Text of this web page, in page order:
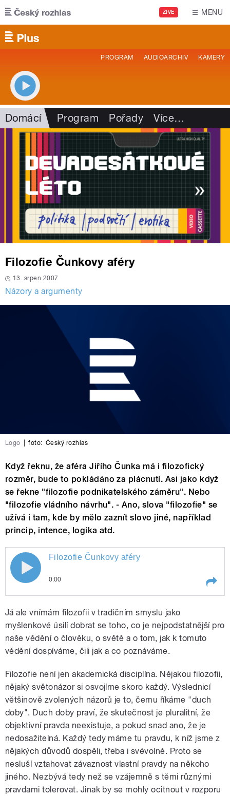
Přejít k hlavnímu obsahu
ŽIVĚ MENU
PROGRAM AUDIOARCHIV KAMERY
Domácí Program Pořady Více…
Filozofie Čunkovy aféry
13. srpen 2007
Názory a argumenty
Logo foto: Český rozhlas
Když řeknu, že aféra Jiřího Čunka má i filozofický
rozměr, bude to pokládáno za plácnutí. Asi jako když
se řekne "filozofie podnikatelského záměru". Nebo
"filozofie vládního návrhu". - Ano, slova "filozofie" se
užívá i tam, kde by mělo zaznít slovo jiné, například
princip, intence, logika atd.
pause
Filozofie Čunkovy aféry
0:00
Já ale vnímám filozofii v tradičním smyslu jako
myšlenkové úsilí dobrat se toho, co je nejpodstatnější pro
naše vědění o člověku, o světě a o tom, jak k tomuto
vědění dospíváme, čili jak a co poznáváme.
Filozofie není jen akademická disciplína. Nějakou filozofii,
nějaký světonázor si osvojíme skoro každý. Výslednicí
většinově zvolených názorů je to, čemu říkáme "duch
doby". Duch doby praví, že skutečnost je pluralitní, že
objektivní pravda neexistuje, a pokud snad ano, že je
nedosažitelná. Každý tedy máme tu pravdu, k níž jsme z
nějakých důvodů dospěli, třeba i svévolně. Proto se
nesluší vztahovat závaznost vlastní pravdy na někoho
jiného. Nezbývá tedy než se vzájemně s těmi různými
pravdami tolerovat. Jinak by se mohly ocitnout v rozporu